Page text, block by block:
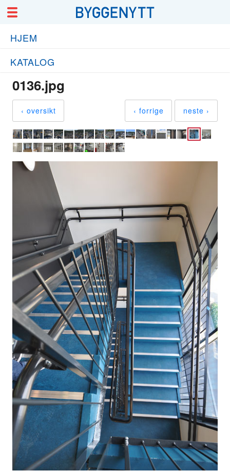
HJEM
KATALOG
0136.jpg
‹ oversikt ‹ forrige neste ›